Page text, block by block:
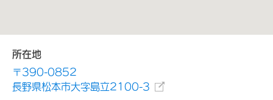
所在地
〒390-0852
長野県松本市大字島立2100-3